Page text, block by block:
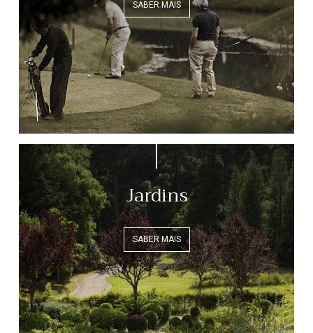
SABER MAIS
Jardins
SABER MAIS